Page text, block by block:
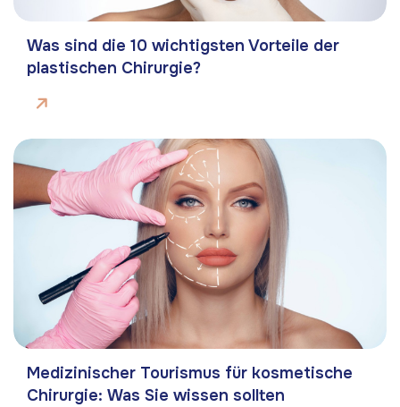
Was sind die 10 wichtigsten Vorteile der
plastischen Chirurgie?
Medizinischer Tourismus für kosmetische
Chirurgie: Was Sie wissen sollten